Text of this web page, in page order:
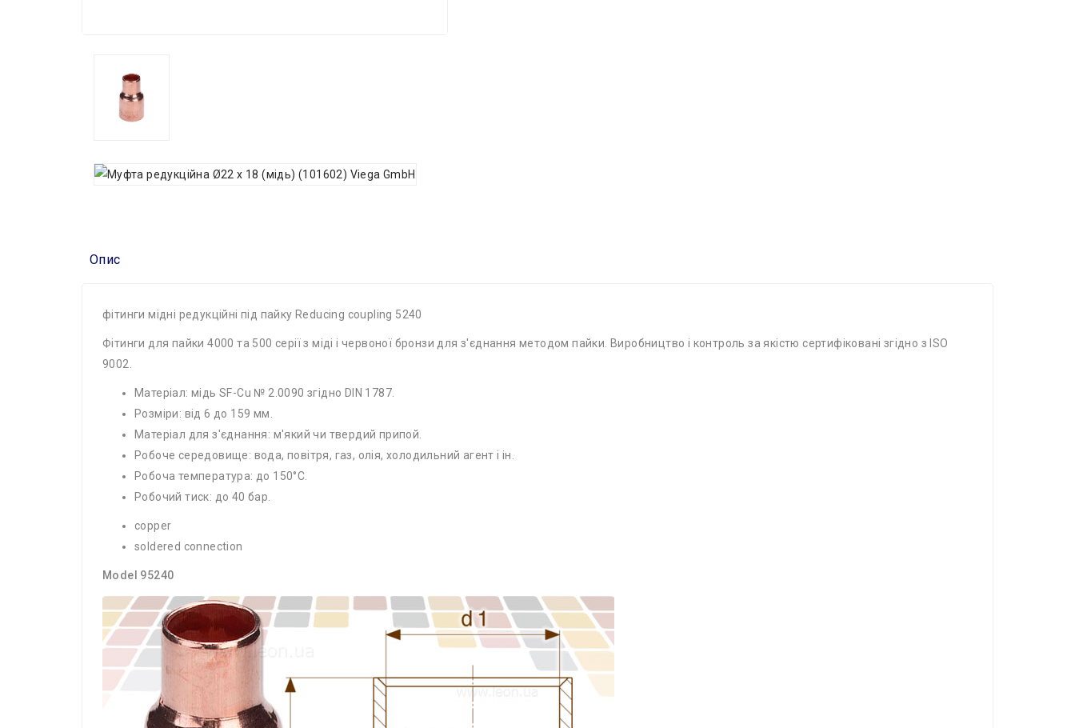
Опис
фітинги мідні редукційні під пайку Reducing coupling 5240
Фітинги для пайки 4000 та 500 серії з міді і червоної бронзи для з'єднання методом пайки. Виробництво і контроль за якістю сертифіковані згідно з ISO
9002.
Матеріал: мідь SF-Cu № 2.0090 згідно DIN 1787.
Розміри: від 6 до 159 мм.
Матеріал для з'єднання: м'який чи твердий припой.
Робоче середовище: вода, повітря, газ, олія, холодильний агент і ін.
Робоча температура: до 150°С.
Робочий тиск: до 40 бар.
copper
soldered connection
Model 95240